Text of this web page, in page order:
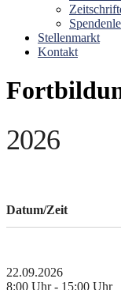
Stellenmarkt
Kontakt
2026
Datum/Zeit
22.09.2026
8:00 Uhr - 15:00 Uhr